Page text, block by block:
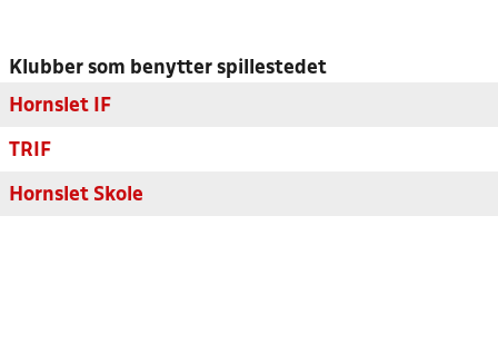
Klubber som benytter spillestedet
Hornslet IF
TRIF
Hornslet Skole